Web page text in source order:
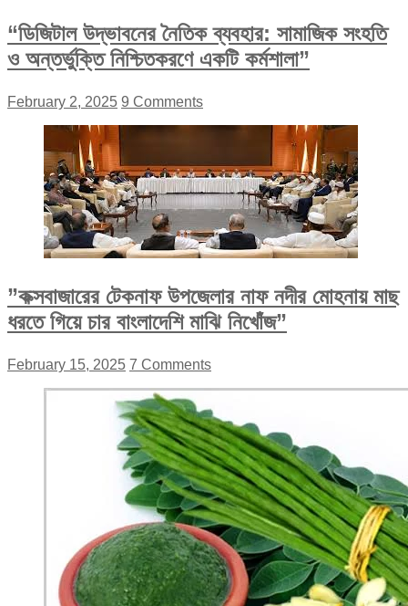
“ডিজিটাল উদ্ভাবনের নৈতিক ব্যবহার: সামাজিক সংহতি
ও অন্তর্ভুক্তি নিশ্চিতকরণে একটি কর্মশালা”
February 2, 2025 9 Comments
”কক্সবাজারের টেকনাফ উপজেলার নাফ নদীর মোহনায় মাছ
ধরতে গিয়ে চার বাংলাদেশি মাঝি নিখোঁজ”
February 15, 2025 7 Comments